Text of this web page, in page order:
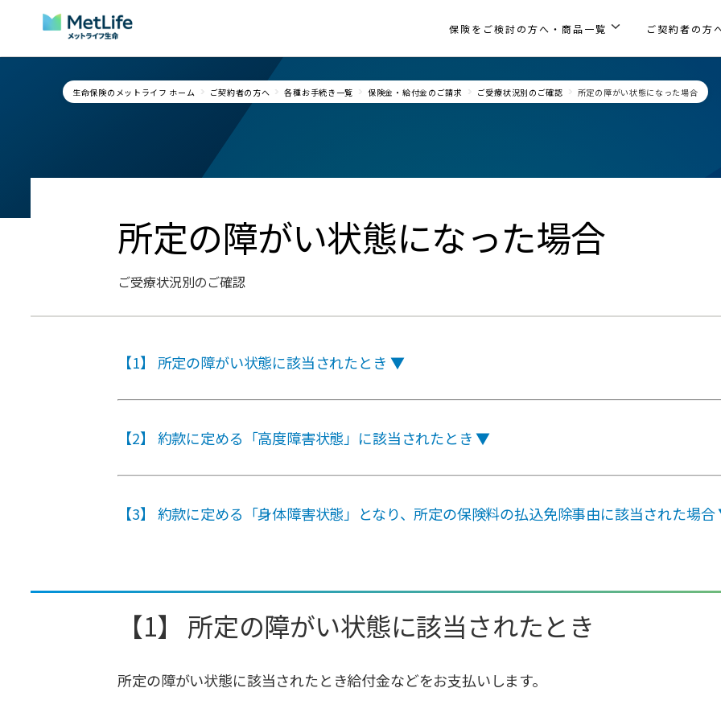
Skip Navigation
保険をご検討の方へ・商品一覧 ご契約者の方
生命保険のメットライフ ホーム ご契約者の方へ 各種お手続き一覧 保険金・給付金のご請求 ご受療状況別のご確認 所定の障がい状態になった場合
所定の障がい状態になった場合
ご受療状況別のご確認
【1】 所定の障がい状態に該当されたとき ▼
【2】 約款に定める「高度障害状態」に該当されたとき ▼
【3】 約款に定める「身体障害状態」となり、所定の保険料の払込免除事由に該当された場
【1】 所定の障がい状態に該当されたとき
所定の障がい状態に該当されたとき給付金などをお支払いします。